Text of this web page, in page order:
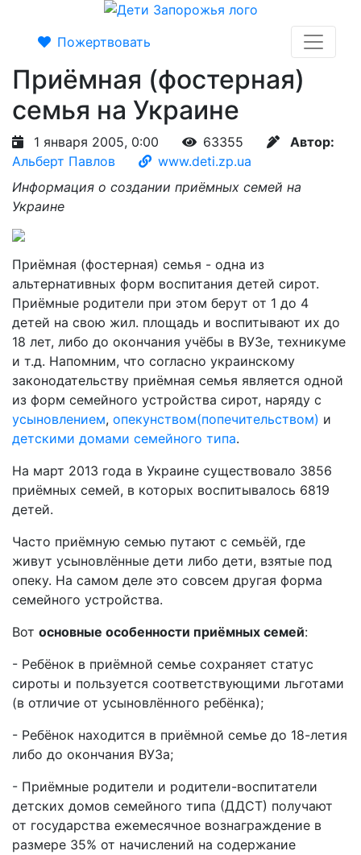
Пожертвовать
Приёмная (фостерная)
семья на Украине
1 января 2005, 0:00 63355
Автор:
Альберт Павлов
www.deti.zp.ua
Информация о создании приёмных семей на
Украине
Приёмная (фостерная) семья - одна из
альтернативных форм воспитания детей сирот.
Приёмные родители при этом берут от 1 до 4
детей на свою жил. площадь и воспитывают их до
18 лет, либо до окончания учёбы в ВУЗе, техникуме
и т.д. Напомним, что согласно украинскому
законодательству приёмная семья является одной
из форм семейного устройства сирот, наряду с
усыновлением, опекунством(попечительством) и
детскими домами семейного типа.
На март 2013 года в Украине существовало 3856
приёмных семей, в которых воспитывалось 6819
детей.
Часто приёмную семью путают с семьёй, где
живут усыновлённые дети либо дети, взятые под
опеку. На самом деле это совсем другая форма
семейного устройства.
Вот основные особенности приёмных семей:
- Ребёнок в приёмной семье сохраняет статус
сироты и пользуется соответствующими льготами
(в отличие от усыновлённого ребёнка);
- Ребёнок находится в приёмной семье до 18-летия
либо до окончания ВУЗа;
- Приёмные родители и родители-воспитатели
детских домов семейного типа (ДДСТ) получают
от государства ежемесячное вознаграждение в
размере 35% от начислений на содержание